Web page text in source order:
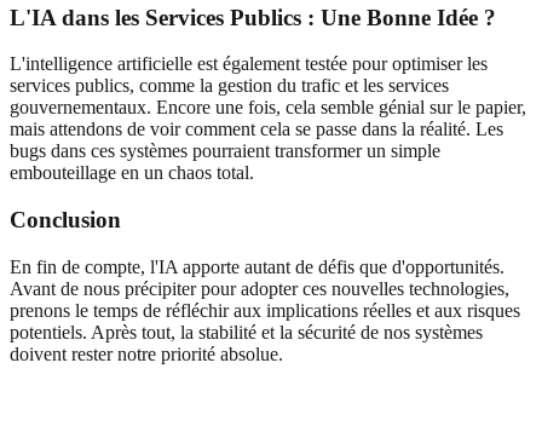
L'IA dans les Services Publics : Une Bonne Idée ?
L'intelligence artificielle est également testée pour optimiser les
services publics, comme la gestion du trafic et les services
gouvernementaux. Encore une fois, cela semble génial sur le papier,
mais attendons de voir comment cela se passe dans la réalité. Les
bugs dans ces systèmes pourraient transformer un simple
embouteillage en un chaos total.
Conclusion
En fin de compte, l'IA apporte autant de défis que d'opportunités.
Avant de nous précipiter pour adopter ces nouvelles technologies,
prenons le temps de réfléchir aux implications réelles et aux risques
potentiels. Après tout, la stabilité et la sécurité de nos systèmes
doivent rester notre priorité absolue.